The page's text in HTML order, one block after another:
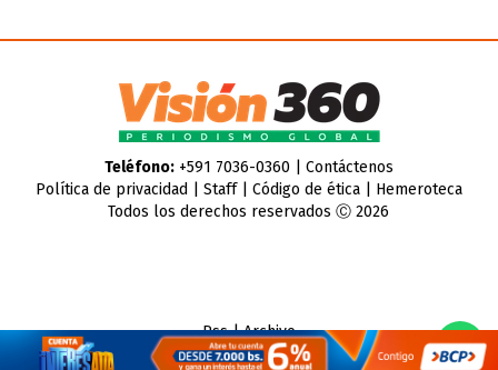
Teléfono:+591 7036-0360 | Contáctenos
Política de privacidad
Staff| Código de ética| Hemeroteca
Todos los derechos reservados Ⓒ 2026
Rss|Archivo
CMS para mediosbyTroop